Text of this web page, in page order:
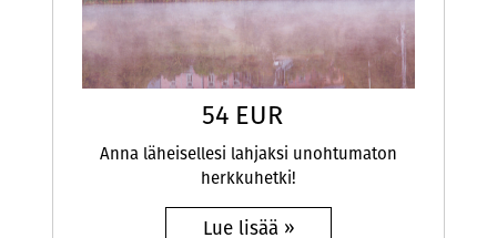
54 EUR
​​Anna läheisellesi lahjaksi unohtumaton
herkkuhetki!